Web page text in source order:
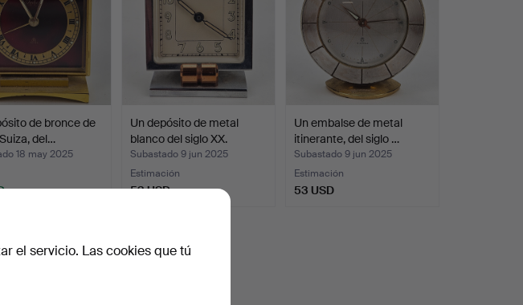
de bronce de
del…
18 may 2025
Un depósito de metal
blanco del siglo XX.
Subastado 9 jun 2025
Estimación
53 USD
Un embalse de metal
itinerante, del siglo …
Subastado 9 jun 2025
Estimación
53 USD
el servicio. Las cookies que tú